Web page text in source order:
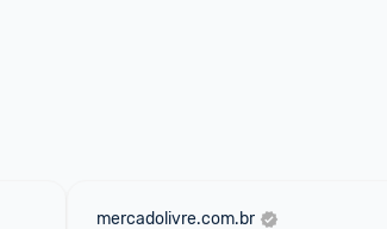
mercadolivre.com.br